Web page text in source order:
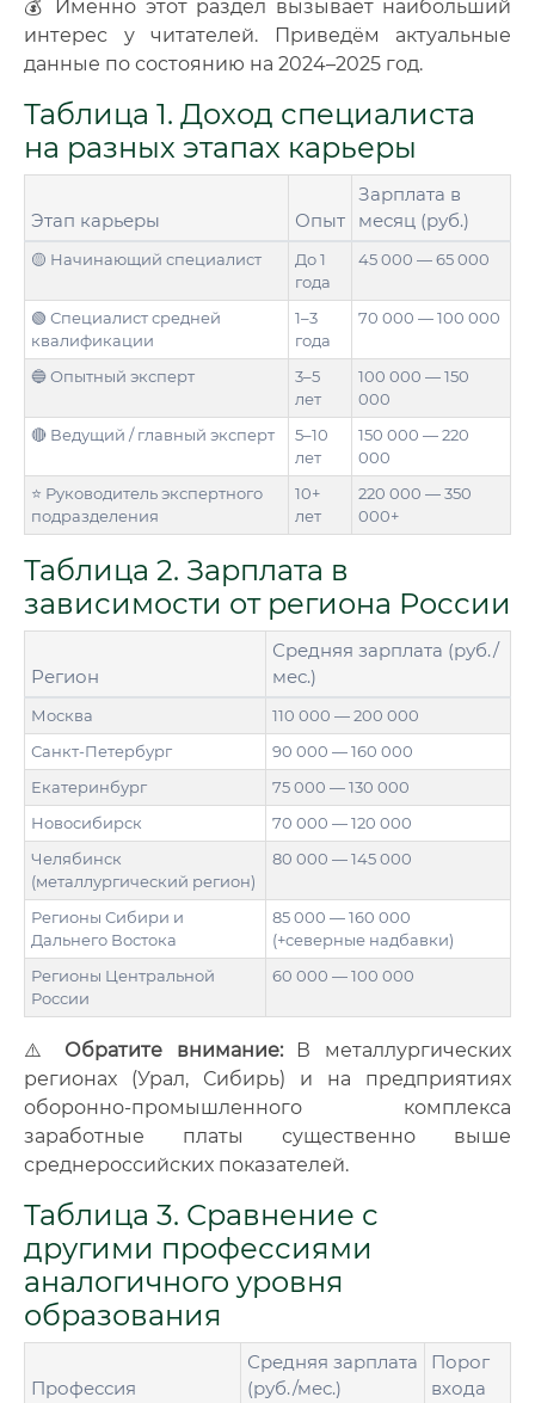
💰 Именно этот раздел вызывает наибольший
интерес у читателей. Приведём актуальные
данные по состоянию на 2024–2025 год.
Таблица 1. Доход специалиста
на разных этапах карьеры
Этап карьеры Опыт
Зарплата в
месяц (руб.)
🟡 Начинающий специалист
До 1
года
45 000 — 65 000
🟢 Специалист средней
квалификации
1–3
года
70 000 — 100 000
🔵 Опытный эксперт
3–5
лет
100 000 — 150
000
🔴 Ведущий / главный эксперт
5–10
лет
150 000 — 220
000
⭐ Руководитель экспертного
подразделения
10+
лет
220 000 — 350
000+
Таблица 2. Зарплата в
зависимости от региона России
Регион
Средняя зарплата (руб./
мес.)
Москва
110 000 — 200 000
Санкт-Петербург
90 000 — 160 000
Екатеринбург
75 000 — 130 000
Новосибирск
70 000 — 120 000
Челябинск
(металлургический регион)
80 000 — 145 000
Регионы Сибири и
Дальнего Востока
85 000 — 160 000
(+северные надбавки)
Регионы Центральной
России
60 000 — 100 000
⚠️ Обратите внимание:В металлургических
регионах (Урал, Сибирь) и на предприятиях
оборонно-промышленного комплекса
заработные платы существенно выше
среднероссийских показателей.
Таблица 3. Сравнение с
другими профессиями
аналогичного уровня
образования
Профессия
Средняя зарплата
(руб./мес.)
Порог
входа